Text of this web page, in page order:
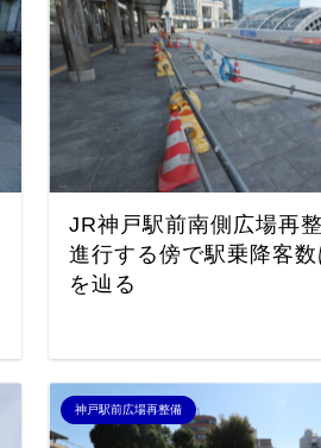
JR神戸駅前南側広場再
進行する傍で駅乗降客
を辿る
神戸駅前広場再整備